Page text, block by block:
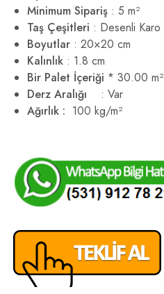
Minimum Sipariş : 5 m²
Taş Çeşitleri : Desenli Karo
Boyutlar : 20×20 cm
Kalınlık : 1.8 cm
Bir Palet İçeriği * 30.00 m²
Derz Aralığı
: Var
Ağırlık : 100 kg/m²